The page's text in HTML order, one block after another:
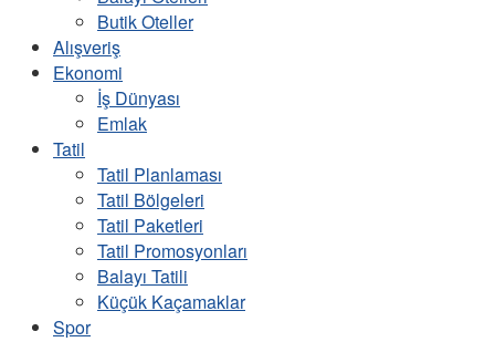
Butik Oteller
Alışveriş
Ekonomi
İş Dünyası
Emlak
Tatil
Tatil Planlaması
Tatil Bölgeleri
Tatil Paketleri
Tatil Promosyonları
Balayı Tatili
Küçük Kaçamaklar
Spor